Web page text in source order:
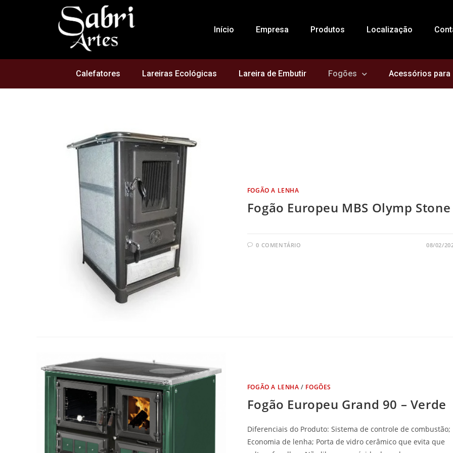
Início Empresa Produtos Localização
Calefatores Lareiras Ecológicas Lareira de Embutir Fogões Acessórios para
FOGÃO A LENHA
Fogão Europeu MBS Olymp Stone
0 COMENTÁRIO 08/02/
FOGÃO A LENHA / FOGÕES
Fogão Europeu Grand 90 – Verde
Diferenciais do Produto: Sistema de controle de combustão;
Economia de lenha; Porta de vidro cerâmico que evita que